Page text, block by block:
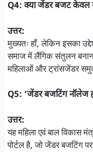
Q4: क्या जेंडर बजट केवल
उत्तर:
मुख्यतः हाँ, लेकिन इसका
समाज में लैंगिक संतुलन
महिलाओं और ट्रांसजेंडर
Q5: ‘जेंडर बजटिंग नॉलेज
उत्तर:
यह महिला एवं बाल विकास
पोर्टल है, जो जेंडर बजटिंग